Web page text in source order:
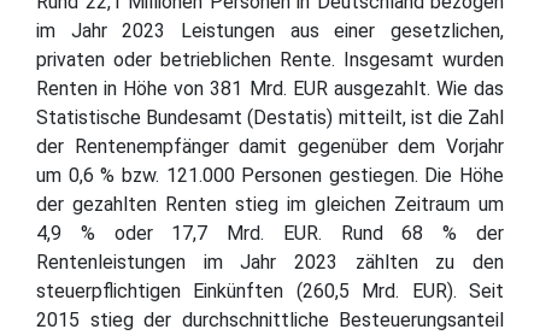
im Jahr 2023 Leistungen aus einer gesetzlichen,
privaten oder betrieblichen Rente. Insgesamt wurden
Renten in Höhe von 381 Mrd. EUR ausgezahlt. Wie das
Statistische Bundesamt (Destatis) mitteilt, ist die Zahl
der Rentenempfänger damit gegenüber dem Vorjahr
um 0,6 % bzw. 121.000 Personen gestiegen. Die Höhe
der gezahlten Renten stieg im gleichen Zeitraum um
4,9 % oder 17,7 Mrd. EUR. Rund 68 % der
Rentenleistungen im Jahr 2023 zählten zu den
steuerpflichtigen Einkünften (260,5 Mrd. EUR). Seit
2015 stieg der durchschnittliche Besteuerungsanteil